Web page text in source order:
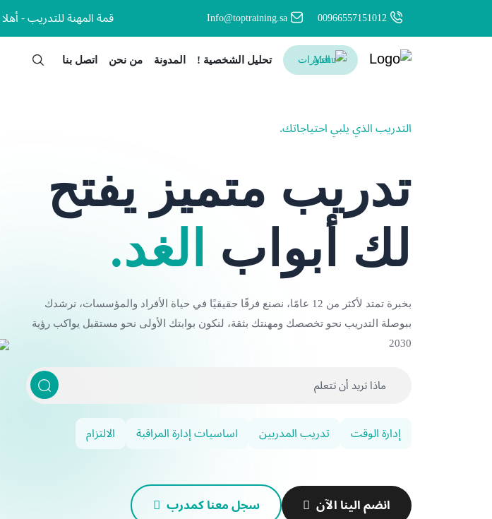
00966557151012
Info@toptraining.sa قمة المهنة للتدريب -
الدورات تحليل الشخصية ! المدونة من نحن اتصل بنا
التدريب الذي يلبي احتياجاتك.
تدريب متميز يفتح
لك أبواب
الغد.
بخبرة تمتد لأكثر من 12 عامًا، نصنع فرقًا حقيقيًا في حياة الأفراد والمؤسسات، نرشدك
ببوصلة التدريب نحو تخصصك ومهنتك بثقة، لنكون بوابتك الأولى نحو مستقبل يواكب رؤية
2030
إدارة الوقت تدريب المدربين اساسيات إدارة المراقبة الالتزام
انضم الينا الآن
سجل معنا كمدرب